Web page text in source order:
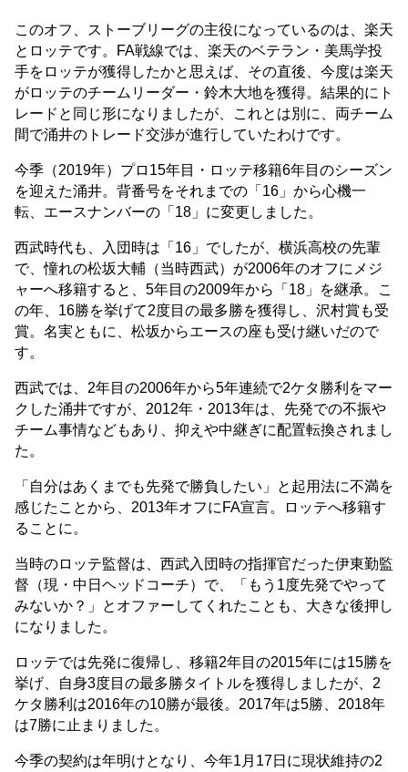
このオフ、ストーブリーグの主役になっているのは、楽天
とロッテです。FA戦線では、楽天のベテラン・美馬学投
手をロッテが獲得したかと思えば、その直後、今度は楽天
がロッテのチームリーダー・鈴木大地を獲得。結果的にト
レードと同じ形になりましたが、これとは別に、両チーム
間で涌井のトレード交渉が進行していたわけです。
今季（2019年）プロ15年目・ロッテ移籍6年目のシーズン
を迎えた涌井。背番号をそれまでの「16」から心機一
転、エースナンバーの「18」に変更しました。
西武時代も、入団時は「16」でしたが、横浜高校の先輩
で、憧れの松坂大輔（当時西武）が2006年のオフにメジ
ャーへ移籍すると、5年目の2009年から「18」を継承。こ
の年、16勝を挙げて2度目の最多勝を獲得し、沢村賞も受
賞。名実ともに、松坂からエースの座も受け継いだので
す。
西武では、2年目の2006年から5年連続で2ケタ勝利をマー
クした涌井ですが、2012年・2013年は、先発での不振や
チーム事情などもあり、抑えや中継ぎに配置転換されまし
た。
「自分はあくまでも先発で勝負したい」と起用法に不満を
感じたことから、2013年オフにFA宣言。ロッテへ移籍す
ることに。
当時のロッテ監督は、西武入団時の指揮官だった伊東勤監
督（現・中日ヘッドコーチ）で、「もう1度先発でやって
みないか？」とオファーしてくれたことも、大きな後押し
になりました。
ロッテでは先発に復帰し、移籍2年目の2015年には15勝を
挙げ、自身3度目の最多勝タイトルを獲得しましたが、2
ケタ勝利は2016年の10勝が最後。2017年は5勝、2018年
は7勝に止まりました。
今季の契約は年明けとなり、今年1月17日に現状維持の2